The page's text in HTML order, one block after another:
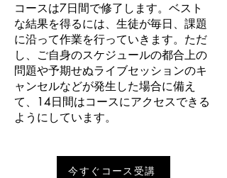
コースは7日間で修了します。ベスト
な結果を得るには、生徒が毎日、課題
に沿って作業を行っていきます。ただ
し、ご自身のスケジュールの都合上の
問題や予期せぬライブセッションのキ
ャンセルなどが発生した場合に備え
て、14日間はコースにアクセスできる
ようにしています。
今すぐコース受講